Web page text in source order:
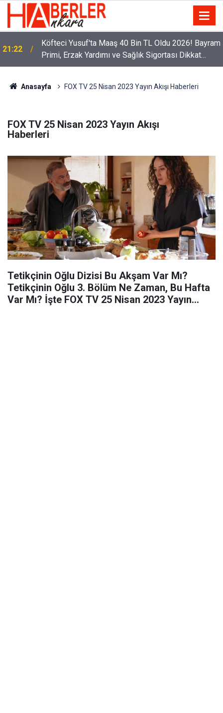
21:22
Köfteci Yusuf'ta Maaş 40 Bin TL Oldu 2026! Bayram
Primi, Erzak Yardımı ve Sağlık Sigortası Dikkat
Çekti
Anasayfa FOX TV 25 Nisan 2023 Yayın Akışı Haberleri
FOX TV 25 Nisan 2023 Yayın Akışı
Haberleri
Tetikçinin Oğlu Dizisi Bu Akşam Var Mı?
Tetikçinin Oğlu 3. Bölüm Ne Zaman, Bu Hafta
Var Mı? İşte FOX TV 25 Nisan 2023 Yayın